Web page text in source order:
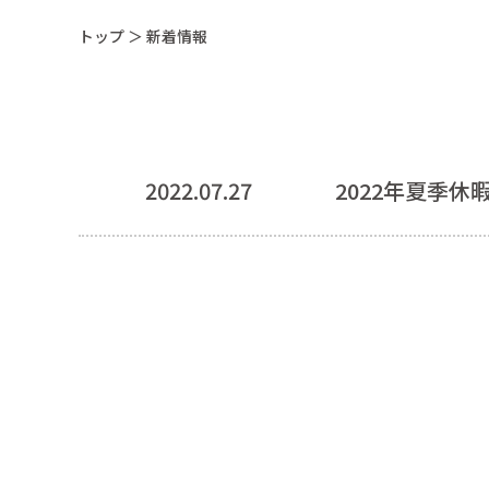
トップ ＞ 新着情報
2022.07.27 2022年夏季休